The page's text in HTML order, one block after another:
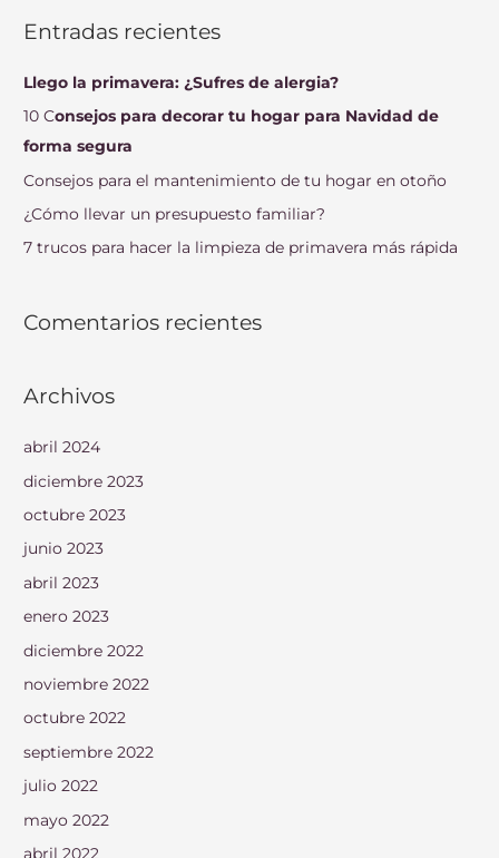
c
r
:
Entradas recientes
Llego la primavera: ¿Sufres de alergia?
10 Consejos para decorar tu hogar para Navidad de
forma segura
Consejos para el mantenimiento de tu hogar en otoño
¿Cómo llevar un presupuesto familiar?
7 trucos para hacer la limpieza de primavera más rápida
Comentarios recientes
Archivos
abril 2024
diciembre 2023
octubre 2023
junio 2023
abril 2023
enero 2023
diciembre 2022
noviembre 2022
octubre 2022
septiembre 2022
julio 2022
mayo 2022
abril 2022